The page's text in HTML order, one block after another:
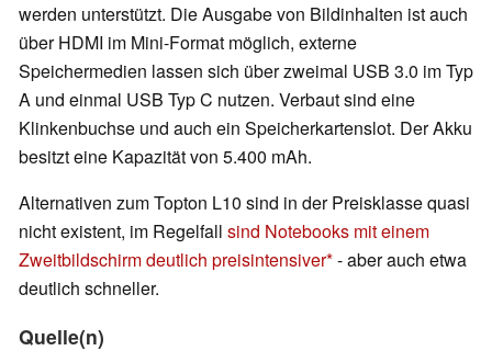
werden unterstützt. Die Ausgabe von Bildinhalten ist auch
über HDMI im Mini-Format möglich, externe
Speichermedien lassen sich über zweimal USB 3.0 im Typ
A und einmal USB Typ C nutzen. Verbaut sind eine
Klinkenbuchse und auch ein Speicherkartenslot. Der Akku
besitzt eine Kapazität von 5.400 mAh.
Alternativen zum Topton L10 sind in der Preisklasse quasi
nicht existent, im Regelfall sind Notebooks mit einem
Zweitbildschirm deutlich preisintensiver - aber auch etwa
deutlich schneller.
Quelle(n)